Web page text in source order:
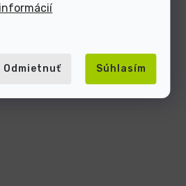
Odmietnuť Súhlasím